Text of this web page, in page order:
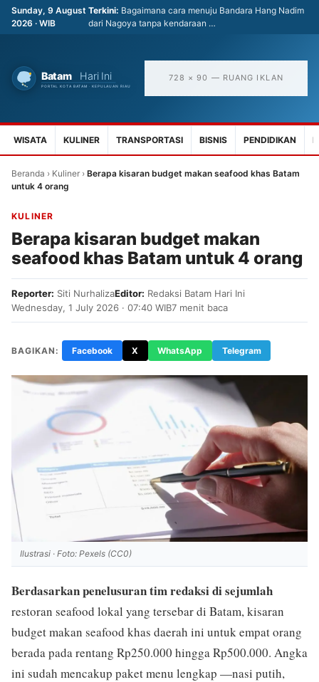
Sunday, 9 August
2026 · WIB
Terkini: Bagaimana cara menuju Bandara Hang Nadim
dari Nagoya tanpa kendaraan …
728 × 90 — RUANG IKLAN
WISATA KULINER TRANSPORTASI BISNIS PENDIDIKAN
Beranda › Kuliner › Berapa kisaran budget makan seafood khas Batam
untuk 4 orang
KULINER
Berapa kisaran budget makan
seafood khas Batam untuk 4 orang
Reporter: Siti NurhalizaEditor: Redaksi Batam Hari Ini
Wednesday, 1 July 2026 · 07:40 WIB7 menit baca
BAGIKAN: Facebook X WhatsApp Telegram
Ilustrasi · Foto: Pexels (CC0)
Berdasarkan penelusuran tim redaksi di sejumlah
restoran seafood lokal yang tersebar di Batam, kisaran
budget makan seafood khas daerah ini untuk empat orang
berada pada rentang Rp250.000 hingga Rp500.000. Angka
ini sudah mencakup paket menu lengkap —nasi putih,